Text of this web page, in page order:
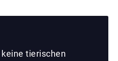
tierischen